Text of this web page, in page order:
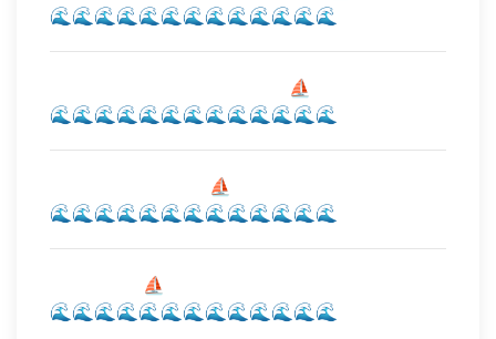
🌊🌊🌊🌊🌊🌊🌊🌊🌊🌊🌊🌊🌊
⠀⠀⠀⠀⠀⠀⠀⠀⠀⠀⠀⠀⠀⠀⠀⠀⠀⠀⛵
🌊🌊🌊🌊🌊🌊🌊🌊🌊🌊🌊🌊🌊
⠀⠀⠀⠀⠀⠀⠀⠀⠀⠀⠀⠀⛵
🌊🌊🌊🌊🌊🌊🌊🌊🌊🌊🌊🌊🌊
⠀⠀⠀⠀⠀⠀⠀⛵
🌊🌊🌊🌊🌊🌊🌊🌊🌊🌊🌊🌊🌊